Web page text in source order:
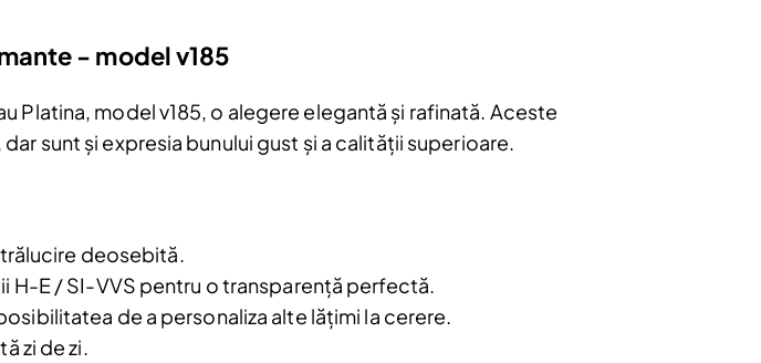
Reduceri și noutăți doar pentru abonați
Fii la curent cu noutățile și promoțiile
Am citit și sunt de acord cu
confidentialitate
- model v185
Platina, model v185, o alegere elegantă și rafinată. Aceste
sunt și expresia bunului gust și a calității superioare.
deosebită.
H-E / SI-VVS pentru o transparență perfectă.
de a personaliza alte lățimi la cerere.
zi de zi.